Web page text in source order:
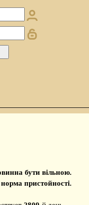
бути вільною.
пристойності.